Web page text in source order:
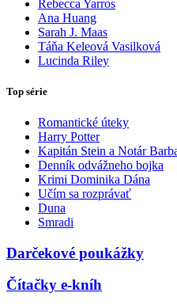
Rebecca Yarros
Ana Huang
Sarah J. Maas
Táňa Keleová Vasilková
Lucinda Riley
Top série
Romantické úteky
Harry Potter
Kapitán Stein a Notár
Denník odvážneho bojka
Krimi Dominika Dána
Učím sa rozprávať
Duna
Smradi
Darčekové poukážky
Čítačky e-kníh